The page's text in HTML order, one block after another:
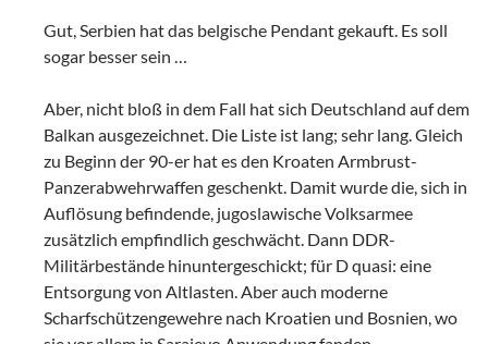
Gut, Serbien hat das belgische Pendant gekauft. Es soll
sogar besser sein …
Aber, nicht bloß in dem Fall hat sich Deutschland auf dem
Balkan ausgezeichnet. Die Liste ist lang; sehr lang. Gleich
zu Beginn der 90-er hat es den Kroaten Armbrust-
Panzerabwehrwaffen geschenkt. Damit wurde die, sich in
Auflösung befindende, jugoslawische Volksarmee
zusätzlich empfindlich geschwächt. Dann DDR-
Militärbestände hinuntergeschickt; für D quasi: eine
Entsorgung von Altlasten. Aber auch moderne
Scharfschützengewehre nach Kroatien und Bosnien, wo